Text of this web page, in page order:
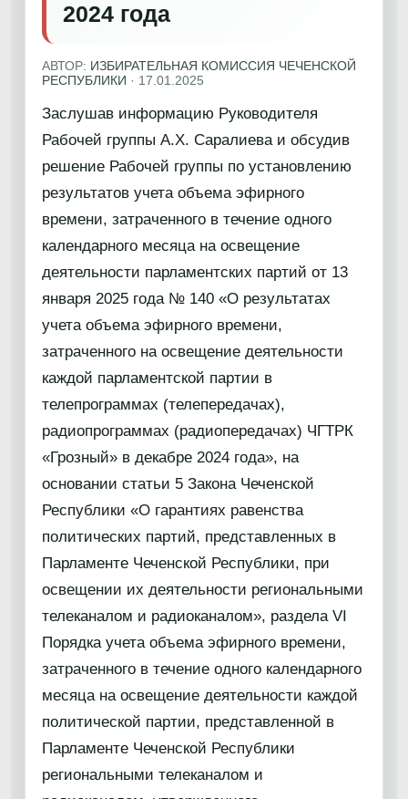
2024 года
АВТОР: ИЗБИРАТЕЛЬНАЯ КОМИССИЯ ЧЕЧЕНСКОЙ
РЕСПУБЛИКИ · 17.01.2025
Заслушав информацию Руководителя
Рабочей группы А.Х. Саралиева и обсудив
решение Рабочей группы по установлению
результатов учета объема эфирного
времени, затраченного в течение одного
календарного месяца на освещение
деятельности парламентских партий от 13
января 2025 года № 140 «О результатах
учета объема эфирного времени,
затраченного на освещение деятельности
каждой парламентской партии в
телепрограммах (телепередачах),
радиопрограммах (радиопередачах) ЧГТРК
«Грозный» в декабре 2024 года», на
основании статьи 5 Закона Чеченской
Республики «О гарантиях равенства
политических партий, представленных в
Парламенте Чеченской Республики, при
освещении их деятельности региональными
телеканалом и радиоканалом», раздела VI
Порядка учета объема эфирного времени,
затраченного в течение одного календарного
месяца на освещение деятельности каждой
политической партии, представленной в
Парламенте Чеченской Республики
региональными телеканалом и